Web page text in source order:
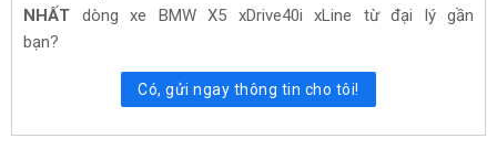
NHẤT dòng xe BMW X5 xDrive40i xLine từ đại lý gần
bạn?
Có, gửi ngay thông tin cho tôi!